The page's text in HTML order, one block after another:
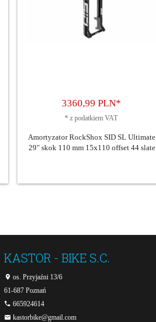
3360,99 PLN*
*z podatkiem VAT
Amortyzator RockShox SID SL Ultimate
29" skok 110 mm 15x110 offset 44 slate
KASTOR - BIKE S.C.
os. Przyjaźni 13/6
61-687 Poznań
665924614
kastorbike@gmail.com